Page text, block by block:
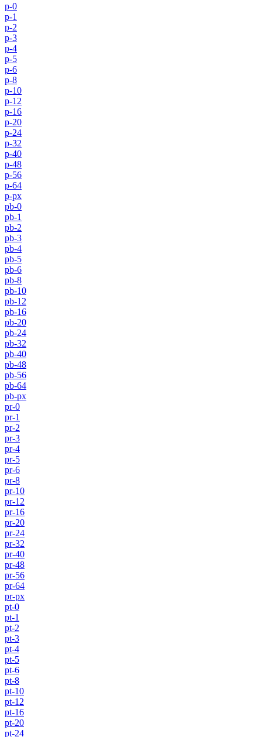
p-0
p-1
p-2
p-3
p-4
p-5
p-6
p-8
p-10
p-12
p-16
p-20
p-24
p-32
p-40
p-48
p-56
p-64
p-px
pb-0
pb-1
pb-2
pb-3
pb-4
pb-5
pb-6
pb-8
pb-10
pb-12
pb-16
pb-20
pb-24
pb-32
pb-40
pb-48
pb-56
pb-64
pb-px
pr-0
pr-1
pr-2
pr-3
pr-4
pr-5
pr-6
pr-8
pr-10
pr-12
pr-16
pr-20
pr-24
pr-32
pr-40
pr-48
pr-56
pr-64
pr-px
pt-0
pt-1
pt-2
pt-3
pt-4
pt-5
pt-6
pt-8
pt-10
pt-12
pt-16
pt-20
pt-24